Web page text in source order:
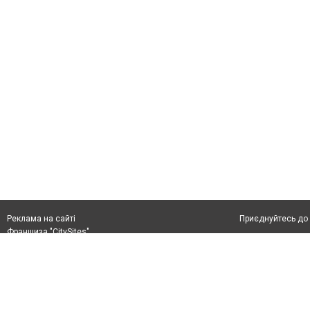
Реклама на сайті
Франшиза "CitySites"
Приєднуйтесь до